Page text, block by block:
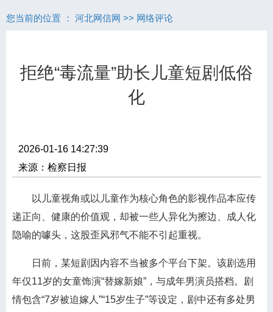
您当前的位置 ： 河北网信网 >> 网络评论
拒绝“毒流量”助长儿童短剧低俗
化
2026-01-16 14:27:39
来源：检察日报
以儿童视角或以儿童作为核心角色的影视作品本应传
递正向、健康的价值观，却被一些人异化为擦边、成人化
隐喻的噱头，这股歪风邪气不能不引起重视。
日前，某短剧因内容不当被多个平台下架。该剧选用
年仅11岁的女童饰演“替嫁新娘”，与成年男演员搭档。剧
情包含“7岁被迫嫁人”“15岁生子”等设定，剧中还有多处男